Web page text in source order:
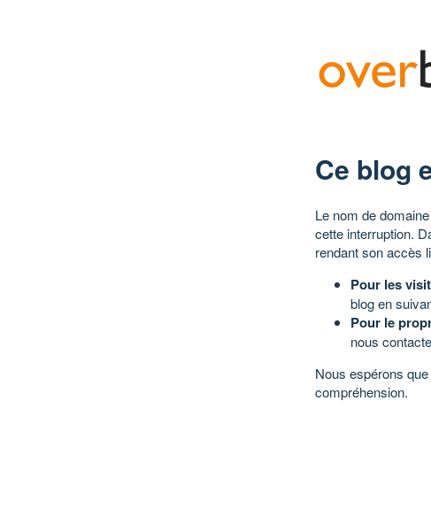
Ce blog
Le nom de
cette interruption.
rendant son accès
Pour les
blog en
Pour le
nous
Nous espérons
compréhension.